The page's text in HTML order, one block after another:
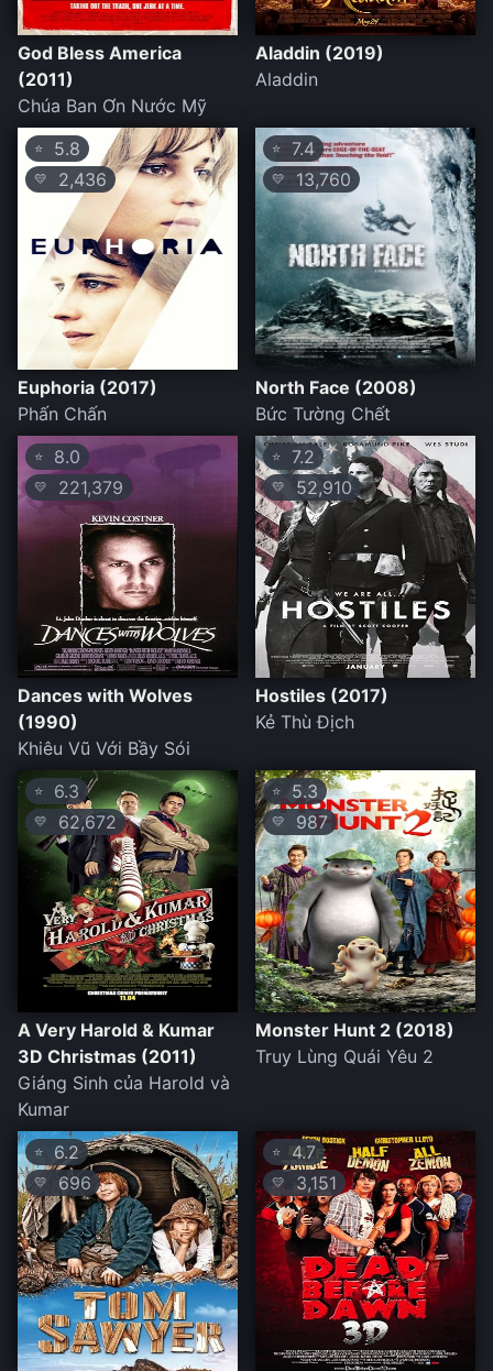
God Bless America
(2011)
Chúa Ban Ơn Nước Mỹ
Aladdin (2019)
Aladdin
⭐ 5.8
💛 2,436
Euphoria (2017)
Phấn Chấn
⭐ 7.4
💛 13,760
North Face (2008)
Bức Tường Chết
⭐ 8.0
💛 221,379
Dances with Wolves
(1990)
Khiêu Vũ Với Bầy Sói
⭐ 7.2
💛 52,910
Hostiles (2017)
Kẻ Thù Địch
⭐ 6.3
💛 62,672
A Very Harold & Kumar
3D Christmas (2011)
Giáng Sinh của Harold và
Kumar
⭐ 5.3
💛 987
Monster Hunt 2 (2018)
Truy Lùng Quái Yêu 2
⭐ 6.2
💛 696
⭐ 4.7
💛 3,151